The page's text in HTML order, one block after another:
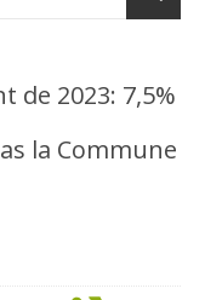
de 2023: 7,5%
la Commune